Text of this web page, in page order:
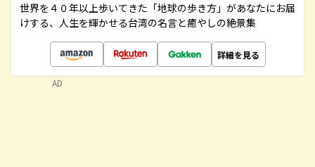
世界を４０年以上歩いてきた「地球の歩き方」があなたにお届
けする、人生を輝かせる台湾の名言と癒やしの絶景集
詳細を見る
AD